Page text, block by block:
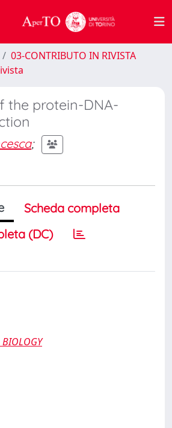
03-CONTRIBUTO IN RIVISTA
the protein-DNA-
;
Scheda completa
(DC)
BIOLOGY